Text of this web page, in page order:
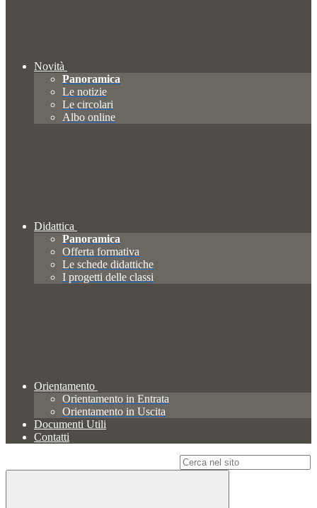
Novità
Panoramica
Le notizie
Le circolari
Albo online
Didattica
Panoramica
Offerta formativa
Le schede didattiche
I progetti delle classi
Orientamento
Orientamento in Entrata
Orientamento in Uscita
Documenti Utili
Contatti